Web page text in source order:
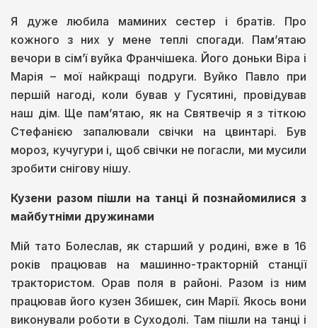
Я дуже любила маминих сестер і братів. Про
кожного з них у мене теплі спогади. Пам’ятаю
вечори в сім’ї вуйка Франчішека. Його доньки Віра і
Марія – мої найкращі подруги. Вуйко Павло при
першій нагоді, коли бував у Гусятині, провідував
наш дім. Ще пам’ятаю, як на Святвечір я з тіткою
Стефанією запалювали свічки на цвинтарі. Був
мороз, кучугури і, щоб свічки не погасли, ми мусили
зробити снігову нішу.
Кузени разом пішли на танці й познайомилися з
майбутніми дружинами
Мій тато Болеслав, як старший у родині, вже в 16
років працював на машинно-тракторній станції
трактористом. Орав поля в районі. Разом із ним
працював його кузен Збишек, син Марії. Якось вони
виконували роботи в Суходолі. Там пішли на танці і